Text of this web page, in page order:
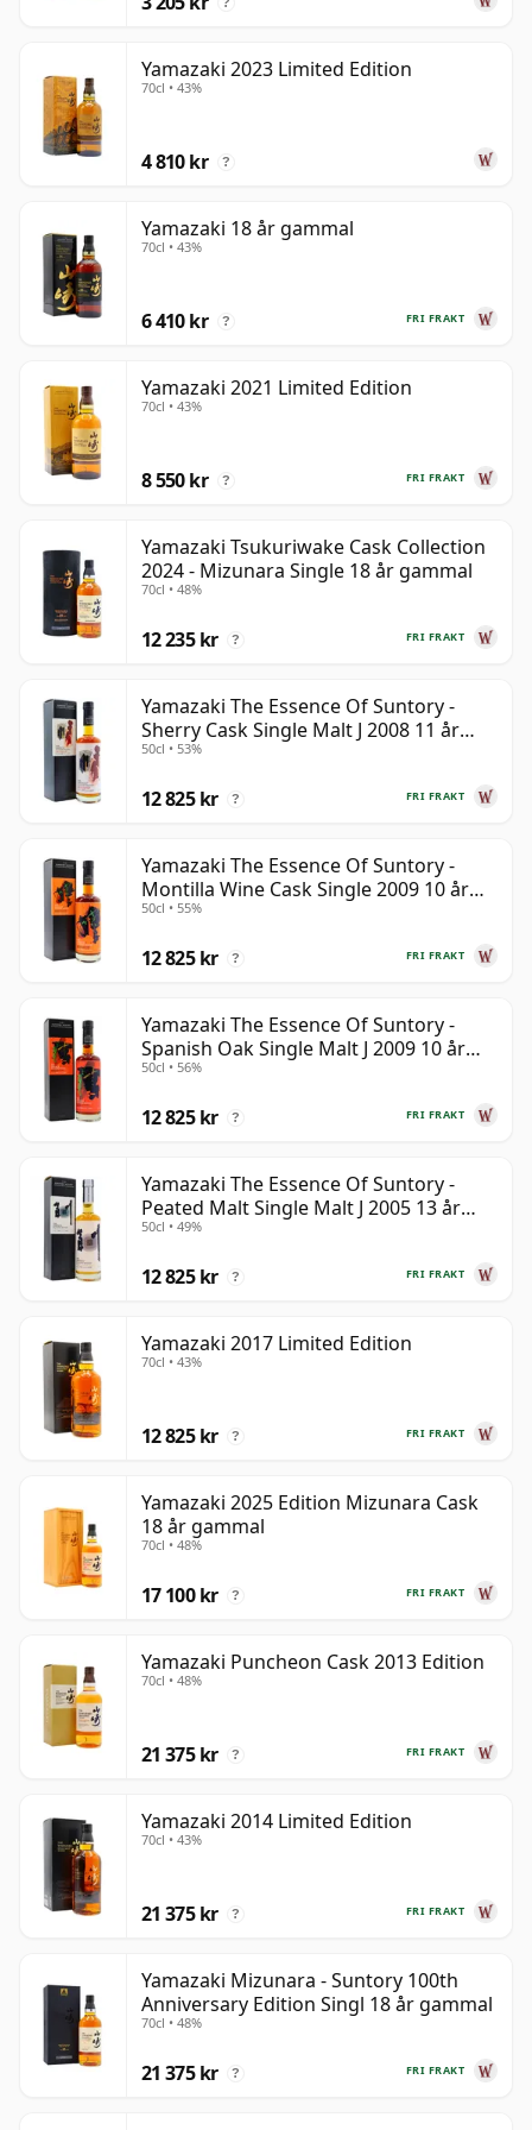
raffinerad, rikt strukturerad single malt med en stil
Yamazaki 2023 Limited Edition
70cl • 43%
4 810 kr ?
Yamazaki 18 år gammal
70cl • 43%
FRI FRAKT
6 410 kr ?
Yamazaki 2021 Limited Edition
70cl • 43%
FRI FRAKT
8 550 kr ?
Yamazaki Tsukuriwake Cask Collection
2024 - Mizunara Single 18 år gammal
70cl • 48%
FRI FRAKT
12 235 kr ?
Yamazaki The Essence Of Suntory -
Sherry Cask Single Malt J 2008 11 år
gammal
50cl • 53%
FRI FRAKT
12 825 kr ?
Yamazaki The Essence Of Suntory -
Montilla Wine Cask Single 2009 10 år
gammal
50cl • 55%
FRI FRAKT
12 825 kr ?
Yamazaki The Essence Of Suntory -
Spanish Oak Single Malt J 2009 10 år
gammal
50cl • 56%
FRI FRAKT
12 825 kr ?
Yamazaki The Essence Of Suntory -
Peated Malt Single Malt J 2005 13 år
gammal
50cl • 49%
FRI FRAKT
12 825 kr ?
Yamazaki 2017 Limited Edition
70cl • 43%
FRI FRAKT
12 825 kr ?
Yamazaki 2025 Edition Mizunara Cask
18 år gammal
70cl • 48%
FRI FRAKT
17 100 kr ?
Yamazaki Puncheon Cask 2013 Edition
70cl • 48%
FRI FRAKT
21 375 kr ?
Yamazaki 2014 Limited Edition
70cl • 43%
FRI FRAKT
21 375 kr ?
Yamazaki Mizunara - Suntory 100th
Anniversary Edition Singl 18 år gammal
70cl • 48%
FRI FRAKT
21 375 kr ?